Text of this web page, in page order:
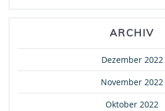
ARCHIV
Dezember 2022
November 2022
Oktober 2022